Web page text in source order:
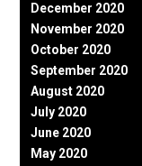
December 2020
November 2020
October 2020
September 2020
August 2020
July 2020
June 2020
May 2020